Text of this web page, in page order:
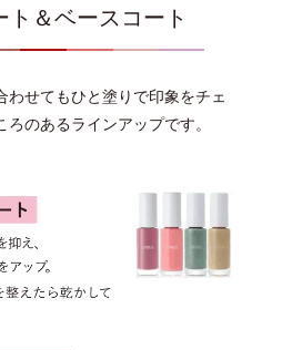
ト＆ベースコート
わせてもひと塗りで印象をチェ
のあるラインアップです。